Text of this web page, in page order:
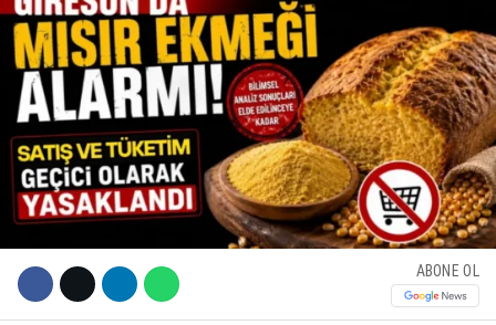
Facebook
Instagram
Youtube
ABONE OL